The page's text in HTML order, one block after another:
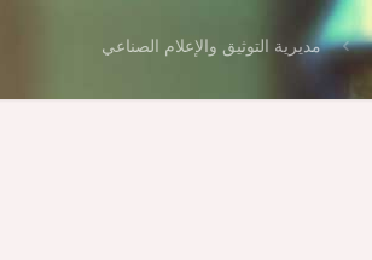
مديرية التوثيق والإعلام الصناعي